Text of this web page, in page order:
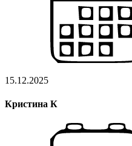
15.12.2025
Кристина К